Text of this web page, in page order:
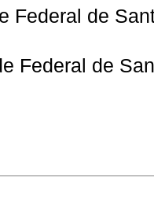
Federal de
Federal de